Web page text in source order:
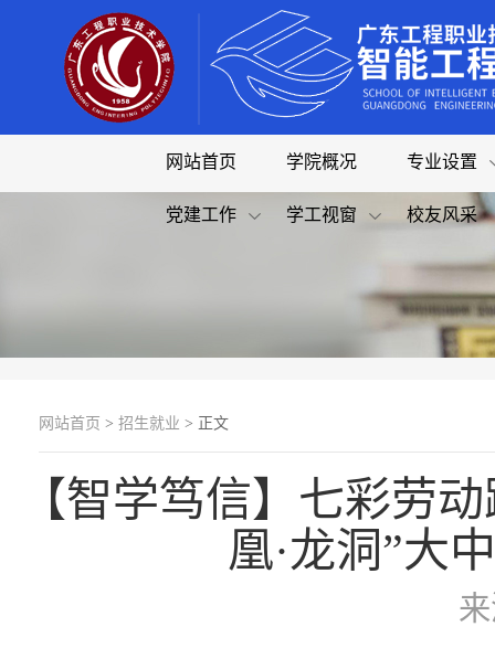
网站首页 学院概况 专业设置
党建工作 学工视窗 校友风采
网站首页 > 招生就业 > 正文
【智学笃信】七彩劳
凰·龙洞”大